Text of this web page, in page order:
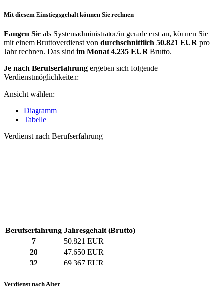
Mit diesem Einstiegsgehalt können Sie rechnen
Fangen Sie als Systemadministrator/in gerade erst an, können Sie
mit einem Bruttoverdienst von durchschnittlich 50.821 EUR pro
Jahr rechnen. Das sind im Monat 4.235 EUR Brutto.
Je nach Berufserfahrung ergeben sich folgende
Verdienstmöglichkeiten:
Ansicht wählen:
Diagramm
Tabelle
Verdienst nach Berufserfahrung
Berufserfahrung Jahresgehalt (Brutto)
7
50.821 EUR
20
47.650 EUR
32
69.367 EUR
Verdienst nach Alter